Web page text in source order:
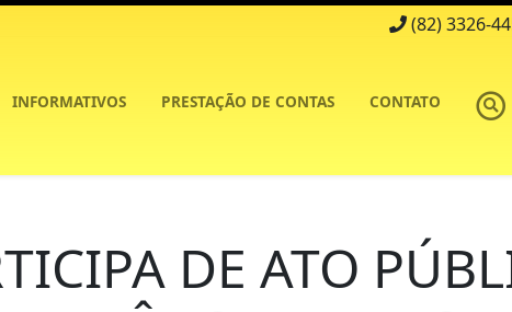
(82) 3326-
INFORMATIVOS PRESTAÇÃO DE CONTAS CONTATO
DE ATO